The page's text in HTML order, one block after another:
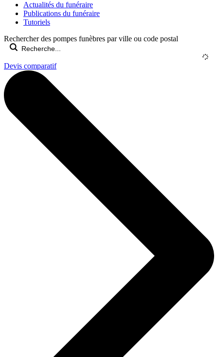
Actualités du funéraire
Publications du funéraire
Tutoriels
Rechercher des pompes funèbres par ville ou code postal
Devis comparatif